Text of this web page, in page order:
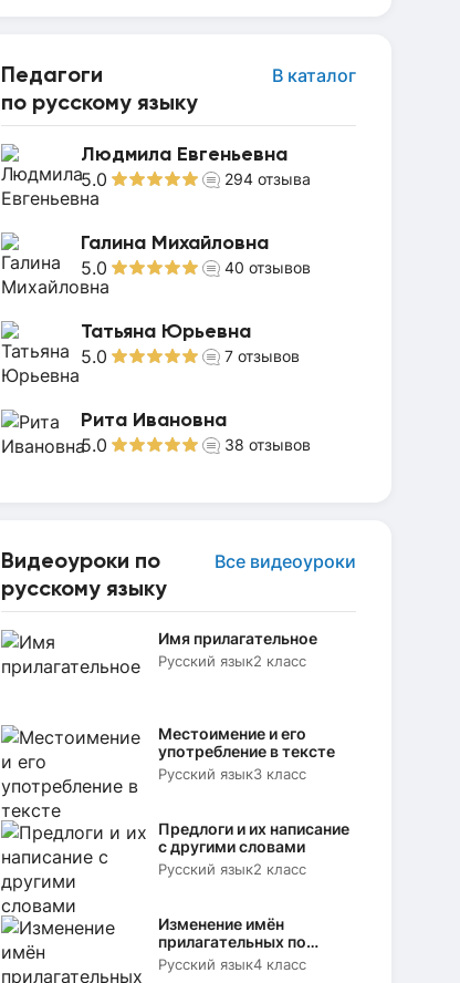
Педагоги
по русскому языку
В каталог
Людмила Евгеньевна
5.0 294 отзыва
Галина Михайловна
5.0 40 отзывов
Татьяна Юрьевна
5.0 7 отзывов
Рита Ивановна
5.0 38 отзывов
Видеоуроки по
русскому языку
Все видеоуроки
Имя прилагательное
Русский язык2 класс
Местоимение и его
употребление в тексте
Русский язык3 класс
Предлоги и их написание
с другими словами
Русский язык2 класс
Изменение имён
прилагательных по
родам и числам
Русский язык4 класс